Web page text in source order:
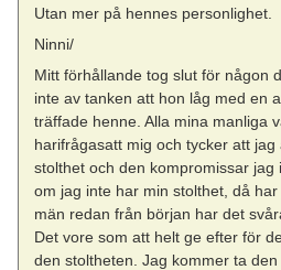
Utan mer på hennes personlighet.
Ninni/
Mitt förhållande tog slut för någon
inte av tanken att hon låg med en
träffade henne. Alla mina manliga
harifrågasatt mig och tycker att
stolthet och den kompromissar
om jag inte har min stolthet, då
män redan från början har det
Det vore som att helt ge efter för
den stoltheten. Jag kommer ta